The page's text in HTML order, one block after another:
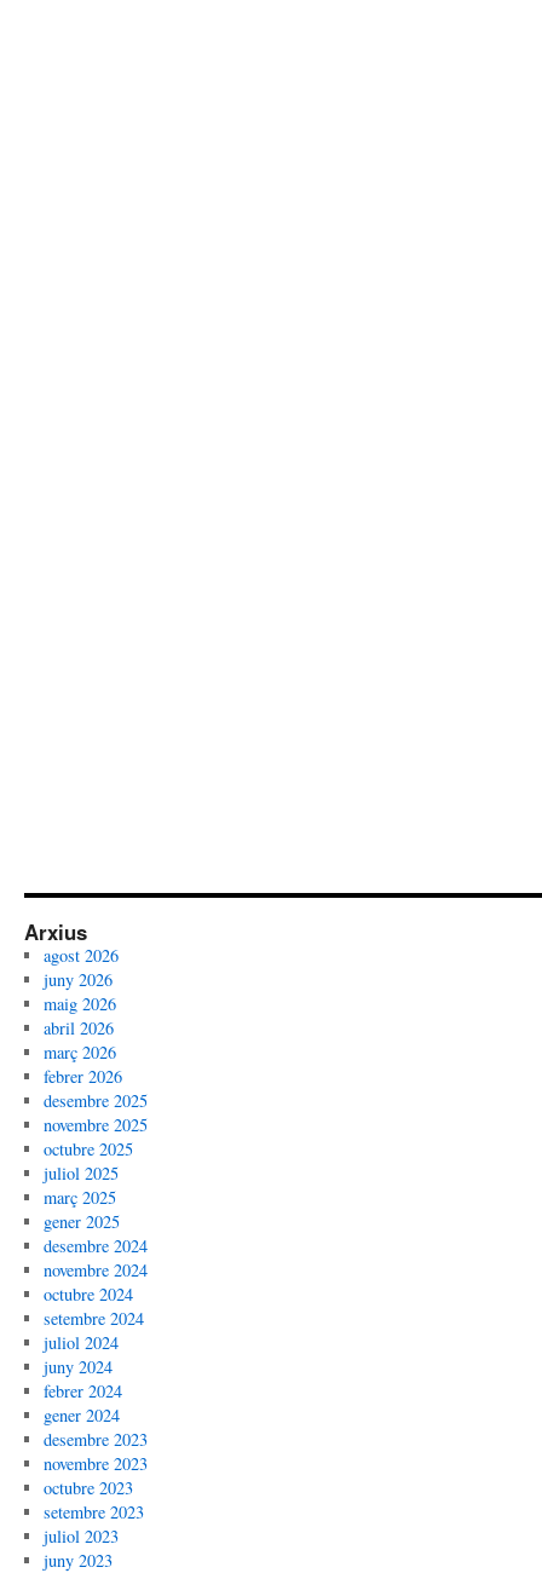
Arxius
agost 2026
juny 2026
maig 2026
abril 2026
març 2026
febrer 2026
desembre 2025
novembre 2025
octubre 2025
juliol 2025
març 2025
gener 2025
desembre 2024
novembre 2024
octubre 2024
setembre 2024
juliol 2024
juny 2024
febrer 2024
gener 2024
desembre 2023
novembre 2023
octubre 2023
setembre 2023
juliol 2023
juny 2023